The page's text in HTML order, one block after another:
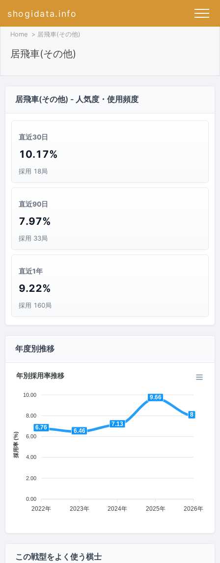
shogidata.info
Home 居飛車(その他)
居飛車(その他)
居飛車(その他) - 人気度・使用頻度
直近30日
10.17%
採用 18局
直近90日
7.97%
採用 33局
直近1年
9.22%
採用 160局
年度別推移
年別採用率推移
10.00
8.00
6.00
4.00
2.00
0.00
採用率 (%)
6.76 6.46
7.13
9.66
8
2022年 2023年 2024年 2025年 2026年
この戦型をよく使う棋士